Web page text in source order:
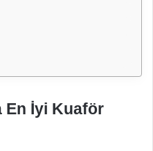
En İyi Kuaför